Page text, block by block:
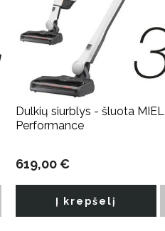
Dulkių siurblys - šluota
Performance
619,00 €
Į krepšelį